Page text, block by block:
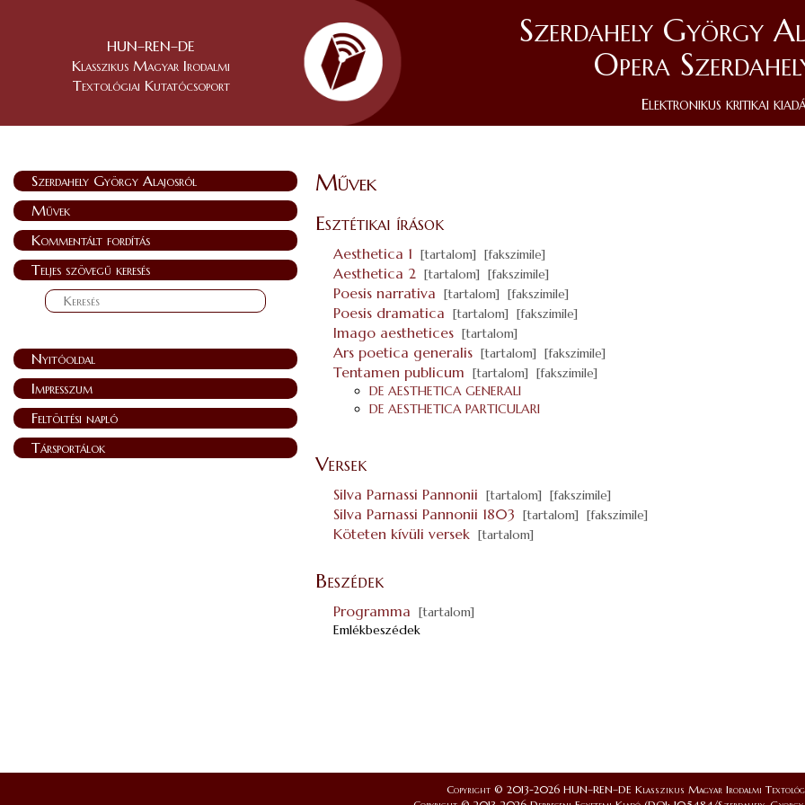
HUN–REN–DE
Klasszikus Magyar Irodalmi
Textológiai Kutatócsoport
Szerdahely György
Opera
Elektronikus kritikai
Szerdahely György Alajosról
Művek
Kommentált fordítás
Teljes szövegű keresés
Nyitóoldal
Impresszum
Feltöltési napló
Társportálok
Művek
Esztétikai írások
Aesthetica 1 [tartalom] [fakszimile]
Aesthetica 2 [tartalom] [fakszimile]
Poesis narrativa [tartalom] [fakszimile]
Poesis dramatica [tartalom] [fakszimile]
Imago aesthetices [tartalom]
Ars poetica generalis [tartalom] [fakszimile]
Tentamen publicum [tartalom] [fakszimile]
DE AESTHETICA GENERALI
DE AESTHETICA PARTICULARI
Versek
Silva Parnassi Pannonii [tartalom] [fakszimile]
Silva Parnassi Pannonii 1803 [tartalom] [fakszimile]
Köteten kívüli versek [tartalom]
Beszédek
Programma [tartalom]
Emlékbeszédek
Copyright © 2013-2026 HUN–REN–DE Klasszikus Magyar Irodalmi